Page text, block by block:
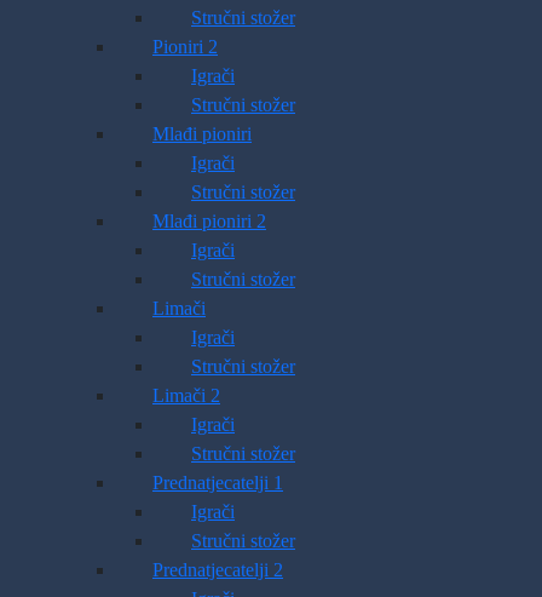
Stručni stožer
Pioniri 2
Igrači
Stručni stožer
Mlađi pioniri
Igrači
Stručni stožer
Mlađi pioniri 2
Igrači
Stručni stožer
Limači
Igrači
Stručni stožer
Limači 2
Igrači
Stručni stožer
Prednatjecatelji 1
Igrači
Stručni stožer
Prednatjecatelji 2